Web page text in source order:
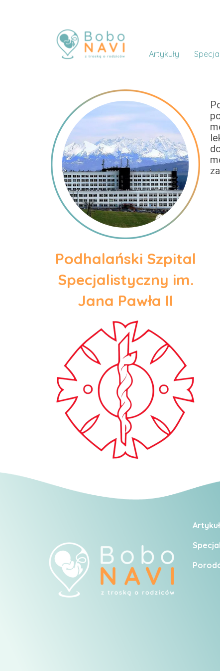
Artykuły
Podhalański Szpital
Specjalistyczny im.
Jana Pawła II